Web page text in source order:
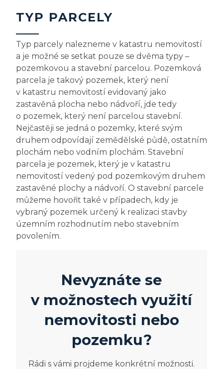
TYP PARCELY
Typ parcely nalezneme v katastru nemovitostí
a je možné se setkat pouze se dvěma typy –
pozemkovou a stavební parcelou. Pozemková
parcela je takový pozemek, který není
v katastru nemovitostí evidovaný jako
zastavěná plocha nebo nádvoří, jde tedy
o pozemek, který není parcelou stavební.
Nejčastěji se jedná o pozemky, které svým
druhem odpovídají zemědělské půdě, ostatním
plochám nebo vodním plochám. Stavební
parcela je pozemek, který je v katastru
nemovitostí vedený pod pozemkovým druhem
zastavěné plochy a nádvoří. O stavební parcele
můžeme hovořit také v případech, kdy je
vybraný pozemek určený k realizaci stavby
územním rozhodnutím nebo stavebním
povolením.
Nevyznáte se
v možnostech využití
nemovitosti nebo
pozemku?
Rádi s vámi projdeme konkrétní možnosti.